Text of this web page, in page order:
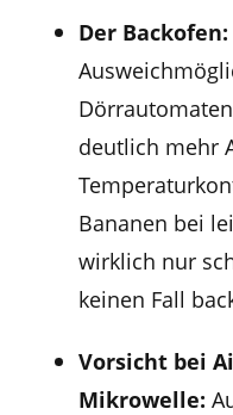
Der Backofen:
deutlich mehr
Bananen bei
wirklich nur
keinen Fall
Vorsicht bei
Mikrowelle: